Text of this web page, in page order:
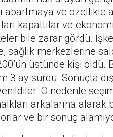
abartmaya ve özellikle
kapattılar ve
bile zarar gördü.
sağlık merkezlerine
üstünde kişi öldü.
3 ay sürdü. Sonuçta
O nedenle
arkalarına
ve bir sonuç